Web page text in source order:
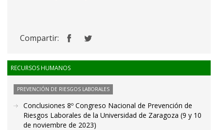
Compartir:
RECURSOS HUMANOS
PREVENCIÓN DE RIESGOS LABORALES
Conclusiones 8º Congreso Nacional de Prevención de
Riesgos Laborales de la Universidad de Zaragoza (9 y 10
de noviembre de 2023)